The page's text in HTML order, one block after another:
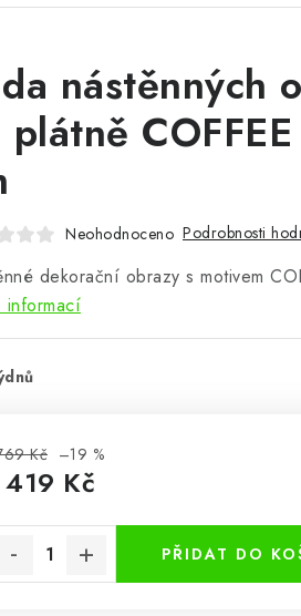
nástěnných
plátně
Neohodnoceno Podrobnosti
dekorační obrazy s motivem
Kč –19 %
419 Kč
PŘIDAT DO